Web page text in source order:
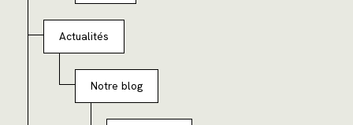
Actualités
Notre blog